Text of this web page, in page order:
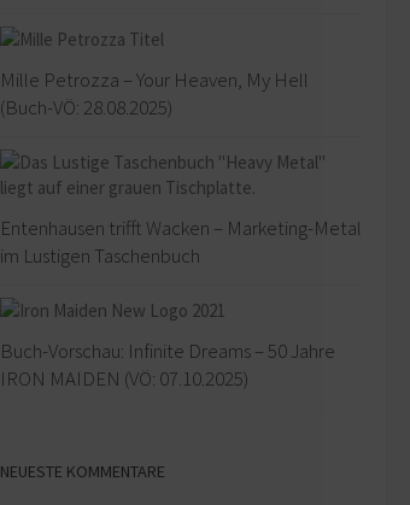
Mille Petrozza – Your Heaven, My Hell
(Buch-VÖ: 28.08.2025)
Entenhausen trifft Wacken – Marketing-Metal
im Lustigen Taschenbuch
Buch-Vorschau: Infinite Dreams – 50 Jahre
IRON MAIDEN (VÖ: 07.10.2025)
NEUESTE KOMMENTARE